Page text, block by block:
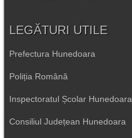
LEGĂTURI UTILE
Prefectura Hunedoara
Poliția Română
Inspectoratul Școlar Hunedoara
Consiliul Județean Hunedoara